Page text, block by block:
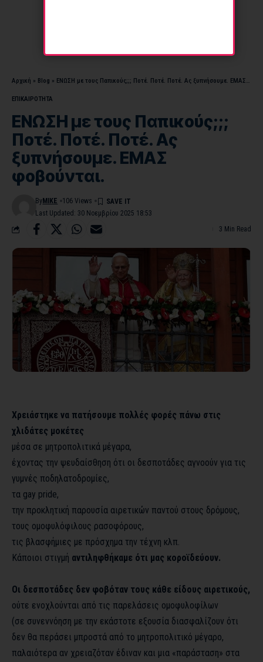
Αρχική » Blog » ΕΝΩΣΗ με τους Παπικούς;;; Ποτέ. Ποτέ. Ποτέ. Ας ξυπνήσουμε. ΕΜΑΣ φοβούνται.
ΕΠΙΚΑΙΡΟΤΗΤΑ
ΕΝΩΣΗ με τους Παπικούς;;;
Ποτέ. Ποτέ. Ποτέ. Ας
ξυπνήσουμε. ΕΜΑΣ
φοβούνται.
Last Updated: 30 Νοεμβρίου 2025 18:53
By MIKE 106 Views
3 Min Read
Χρειάστηκε να πατήσουμε πολλές φορές πάνω στις
χλιδάτες μοκέτες
μέσα σε μητροπολιτικά μέγαρα,
έχοντας την ψευδαίσθηση ότι οι δεσποτάδες αγνοούν για τις
γυμνές ποδηλατοδρομίες,
τα gay pride,
την προκλητική παρουσία αιρετικών παντού στους δρόμους,
τους ομοφυλόφιλους ρασοφόρους,
τις βλασφήμιες με πρόσχημα την τέχνη κλπ.
Κάποιοι στιγμή αντιληφθήκαμε ότι μας κοροϊδεύουν.
Οι δεσποτάδες δεν φοβόταν τους κάθε είδους αιρετικούς,
ούτε ενοχλούνται από τις παρελάσεις ομοφυλοφίλων
(σε συνεννόηση με την εκάστοτε εξουσία διασφαλίζουν ότι
δεν θα περάσει μπροστά από το μητροπολιτικό μέγαρο,
παλαιότερα αν χρειαζόταν έδιναν και μια «παράσταση» στα